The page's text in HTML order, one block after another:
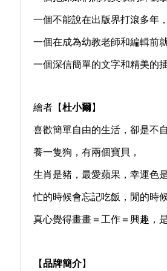
一個不能說在出版界打滾多年
一個在成為幼教老師和編輯前
一個深信簡單的文字和精美的
繪者【杜小爾】
喜歡簡單自由的生活，卻是不
養一隻狗，有兩個寶貝，
生肖是豬，最愛蘋果，幸運色是
忙的時候會忘記吃飯，閒的時
真心覺得畫畫＝工作＝興趣，
【品牌簡介】